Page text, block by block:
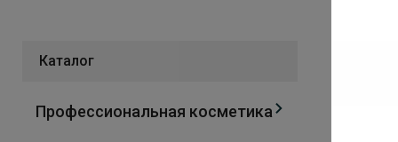
Каталог
Профессиональная косметика